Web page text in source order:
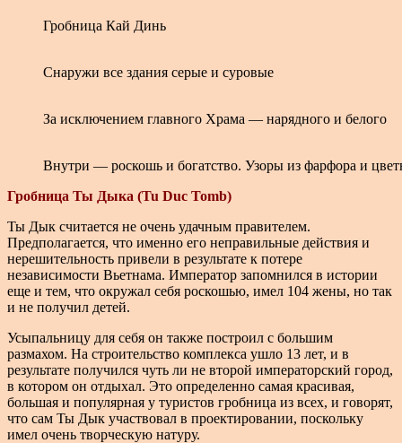
Гробница Кай Динь
Снаружи все здания серые и суровые
За исключением главного Храма — нарядного и белого
Внутри — роскошь и богатство. Узоры из фарфора и
Гробница Ты Дыка (Tu Duc Tomb)
Ты Дык считается не очень удачным правителем.
Предполагается, что именно его неправильные действия и
нерешительность привели в результате к потере
независимости Вьетнама. Император запомнился в истории
еще и тем, что окружал себя роскошью, имел 104 жены, но так
и не получил детей.
Усыпальницу для себя он также построил с большим
размахом. На строительство комплекса ушло 13 лет, и в
результате получился чуть ли не второй императорский город,
в котором он отдыхал. Это определенно самая красивая,
большая и популярная у туристов гробница из всех, и говорят,
что сам Ты Дык участвовал в проектировании, поскольку
имел очень творческую натуру.